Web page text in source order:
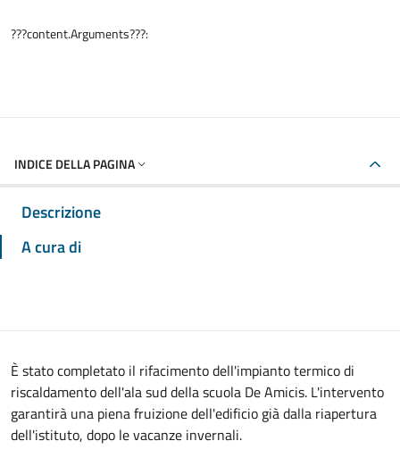
???content.Arguments???:
INDICE DELLA PAGINA
Descrizione
A cura di
È stato completato il rifacimento dell'impianto termico di
riscaldamento dell'ala sud della scuola De Amicis. L'intervento
garantirà una piena fruizione dell'edificio già dalla riapertura
dell'istituto, dopo le vacanze invernali.